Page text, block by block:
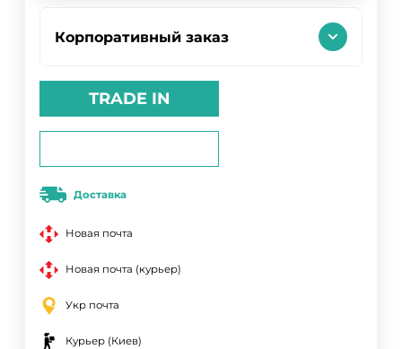
Корпоративный заказ
TRADE IN
Доставка
Новая почта
Новая почта (курьер)
Укр почта
Курьер (Киев)